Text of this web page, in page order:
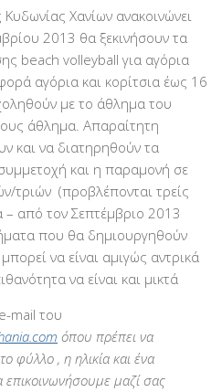
Χανίων ανακοινώνει
2013 θα ξεκινήσουν τα
beach volleyball για αγόρια
αγόρια και κορίτσια έως 16
με το άθλημα του
άθλημα. Απαραίτητη
και να διατηρηθούν τα
και η παραμονή σε
τριών (προβλέπονται τρείς
από τον Σεπτέμβριο 2013
που θα δημιουργηθούν
να είναι αμιγώς αντρικά
να είναι και μικτά
mail του
όπου πρέπει να
φύλλο , η ηλικία και ένα
επικοινωνήσουμε μαζί σας